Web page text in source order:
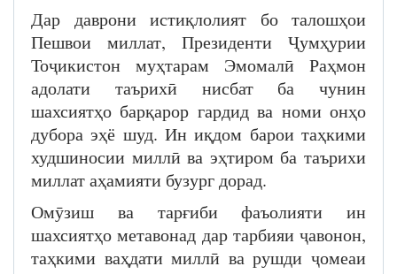
Дар даврони истиқлолият бо талошҳои
Пешвои миллат, Президенти Ҷумҳурии
Тоҷикистон муҳтарам Эмомалӣ Раҳмон
адолати таърихӣ нисбат ба чунин
шахсиятҳо барқарор гардид ва номи онҳо
дубора эҳё шуд. Ин иқдом барои таҳкими
худшиносии миллӣ ва эҳтиром ба таърихи
миллат аҳамияти бузург дорад.
Омӯзиш ва тарғиби фаъолияти ин
шахсиятҳо метавонад дар тарбияи ҷавонон,
таҳкими ваҳдати миллӣ ва рушди ҷомеаи